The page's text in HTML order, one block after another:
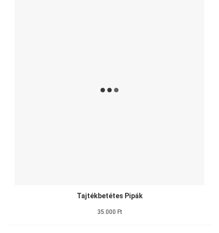
Tajtékbetétes Pipák
35.000 Ft